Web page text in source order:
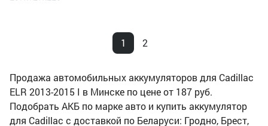
1 2
Продажа автомобильных аккумуляторов для Cadillac
ELR 2013-2015 I в Минске по цене от 187 руб.
Подобрать АКБ по марке авто и купить аккумулятор
для Cadillac с доставкой по Беларуси: Гродно, Брест,